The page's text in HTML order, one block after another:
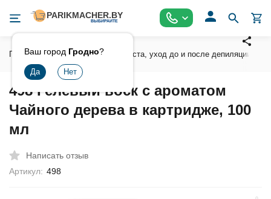
Ваш город Гродно?
Главная Воски , сахарная паста, уход до и после депиляции
498 Гелевый воск с ароматом
Чайного дерева в картридже, 100
мл
Написать отзыв
Артикул: 498